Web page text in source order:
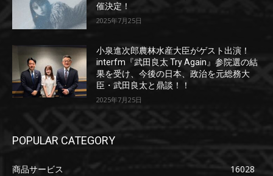
催決定！
2025年7月25日
小泉進次郎農林水産大臣がゲスト出演！
interfm『武田良太 Try Again』参院選の結
果を受け、今後の日本、政治を元総務大
臣・武田良太と鼎談！！
2025年7月25日
POPULAR CATEGORY
商品サービス
16028